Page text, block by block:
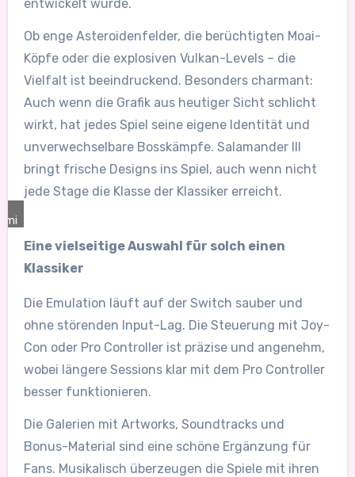
entwickelt wurde.
Ob enge Asteroidenfelder, die berüchtigten Moai-
Köpfe oder die explosiven Vulkan-Levels – die
Vielfalt ist beeindruckend. Besonders charmant:
Auch wenn die Grafik aus heutiger Sicht schlicht
wirkt, hat jedes Spiel seine eigene Identität und
unverwechselbare Bosskämpfe. Salamander III
bringt frische Designs ins Spiel, auch wenn nicht
jede Stage die Klasse der Klassiker erreicht.
Eine vielseitige Auswahl für solch einen
Klassiker
Die Emulation läuft auf der Switch sauber und
ohne störenden Input-Lag. Die Steuerung mit Joy-
Con oder Pro Controller ist präzise und angenehm,
wobei längere Sessions klar mit dem Pro Controller
besser funktionieren.
Die Galerien mit Artworks, Soundtracks und
Bonus-Material sind eine schöne Ergänzung für
Fans. Musikalisch überzeugen die Spiele mit ihren